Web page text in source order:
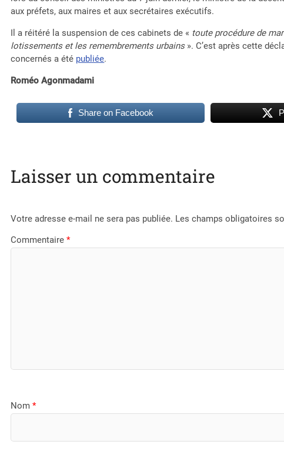
aux préfets, aux maires et aux secrétaires exécutifs.
Il a réitéré la suspension de ces cabinets de « toute procédure de
lotissements et les remembrements urbains». C’est après cette
concernés a été publiée.
Roméo Agonmadami
Share on Facebook
Laisser un commentaire
Votre adresse e-mail ne sera pas publiée. Les champs obligatoires
Commentaire*
Nom*